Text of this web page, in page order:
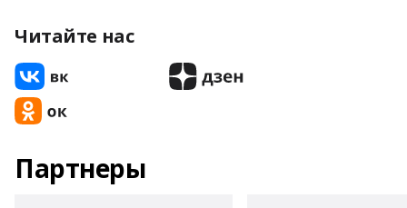
Читайте нас
Партнеры